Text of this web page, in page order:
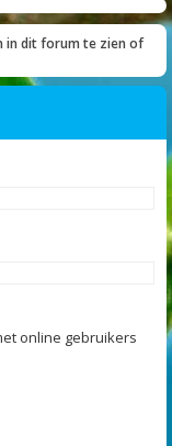
in dit forum te zien of
online gebruikers